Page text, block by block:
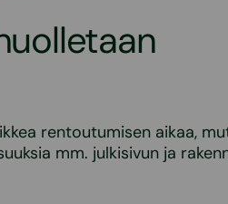
rentoutumisen aikaa,
mm. julkisivun ja